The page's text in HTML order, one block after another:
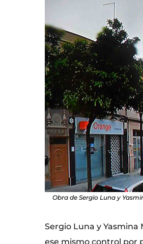
Obra de Sergio Luna y
Sergio Luna y Yasmina
ese mismo control por